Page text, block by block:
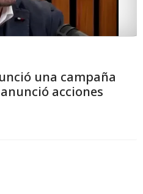
una campaña
acciones